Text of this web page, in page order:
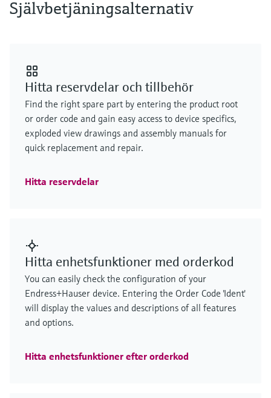
Självbetjäningsalternativ
Hitta reservdelar och tillbehör
Find the right spare part by entering the product root
or order code and gain easy access to device specifics,
exploded view drawings and assembly manuals for
quick replacement and repair.
Hitta reservdelar
Hitta enhetsfunktioner med orderkod
You can easily check the configuration of your
Endress+Hauser device. Entering the Order Code 'Ident'
will display the values and descriptions of all features
and options.
Hitta enhetsfunktioner efter orderkod